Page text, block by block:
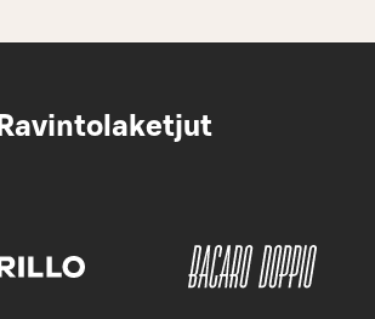
Ravintolaketjut